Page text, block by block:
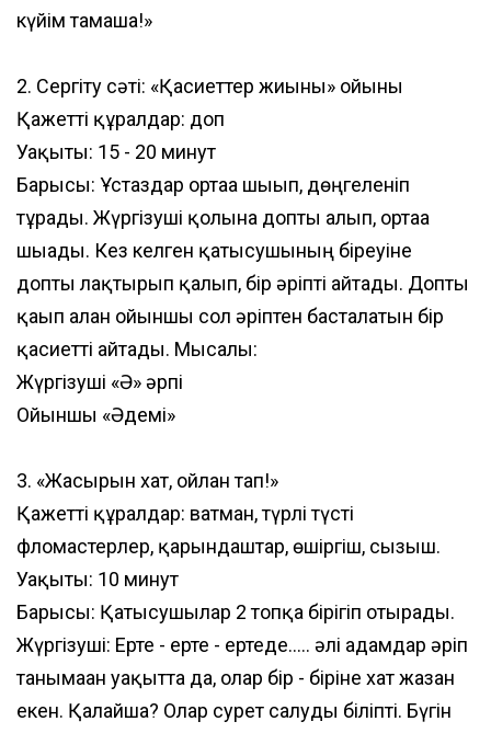
күйім тамаша!»
2. Сергіту сәті: «Қасиеттер жиыны» ойыны
Қажетті құралдар: доп
Уақыты: 15 - 20 минут
Барысы: Ұстаздар ортаға шығып, дөңгеленіп
тұрады. Жүргізуші қолына допты алып, ортаға
шығады. Кез келген қатысушының біреуіне
допты лақтырып қалып, бір әріпті айтады. Допты
қағып алған ойыншы сол әріптен басталатын бір
қасиетті айтады. Мысалы:
Жүргізуші «Ә» әрпі
Ойыншы «Әдемі»
3. «Жасырын хат, ойлан тап!»
Қажетті құралдар: ватман, түрлі түсті
фломастерлер, қарындаштар, өшіргіш, сызғыш.
Уақыты: 10 минут
Барысы: Қатысушылар 2 топқа бірігіп отырады.
Жүргізуші: Ерте - ерте - ертеде..... әлі адамдар әріп
танымаған уақытта да, олар бір - біріне хат жазған
екен. Қалайша? Олар сурет салуды біліпті. Бүгін